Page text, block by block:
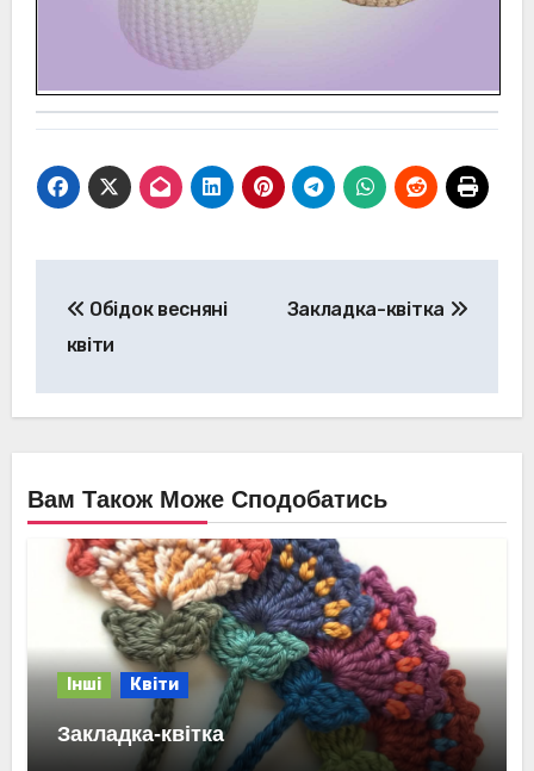
записів
Обідок весняні
квіти
Закладка-квітка
Вам Також Може Сподобатись
Інші Квіти
Закладка-квітка